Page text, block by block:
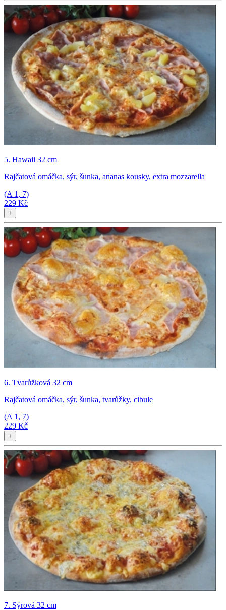
5. Hawaii 32 cm
Rajčatová omáčka, sýr, šunka, ananas kousky, extra mozzarella
(A 1, 7)
229 Kč
+
6. Tvarůžková 32 cm
Rajčatová omáčka, sýr, šunka, tvarůžky, cibule
(A 1, 7)
229 Kč
+
7. Sýrová 32 cm